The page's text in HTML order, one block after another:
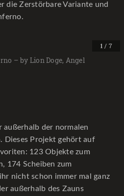
die Zerstörbare Variante und
1 / 7
– by Lion Doge, Angel
außerhalb der normalen
Dieses Projekt gehört auf
123 Objekte zum
174 Scheiben zum
nicht schon immer mal ganz
außerhalb des Zauns